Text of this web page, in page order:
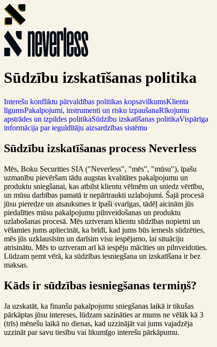
Sūdzību izskatīšanas politika
Interešu konfliktu pārvaldības politikas kopsavilkumsKlienta
līgumsPakalpojumi, instrumenti un risku izpaušanaRīkojumu
apstrādes un izpildes politikaSūdzību izskatīšanas politikaVispārīga
informācija par ieguldītāju aizsardzības sistēmu
Sūdzību izskatīšanas process Neverless
Mēs, Boku Securities SIA ("Neverless", "mēs", "mūsu"), īpašu
uzmanību pievēršam tādu augstas kvalitātes pakalpojumu un
produktu sniegšanai, kas atbilst klientu vēlmēm un sniedz vērtību,
un mūsu darbības pamatā ir nepārtraukti uzlabojumi. Šajā procesā
jūsu pieredze un atsauksmes ir īpaši svarīgas, tādēļ aicinām jūs
piedalīties mūsu pakalpojumu pilnveidošanas un produktu
uzlabošanas procesā. Mēs uztveram klientu sūdzības nopietni un
vēlamies jums apliecināt, ka brīdī, kad jums būs iemesls sūdzēties,
mēs jūs uzklausīsim un darīsim visu iespējamo, lai situāciju
atrisinātu. Mēs to uztveram arī kā iespēju mācīties un pilnveidoties.
Lūdzam ņemt vērā, ka sūdzības iesniegšana un izskatīšana ir bez
maksas.
Kāds ir sūdzības iesniegšanas termiņš?
Ja uzskatāt, ka finanšu pakalpojumu sniegšanas laikā ir tikušas
pārkāptas jūsu intereses, lūdzam sazināties ar mums ne vēlāk kā 3
(trīs) mēnešu laikā no dienas, kad uzzinājāt vai jums vajadzēja
uzzināt par savu tiesību vai likumīgo interešu pārkāpumu.